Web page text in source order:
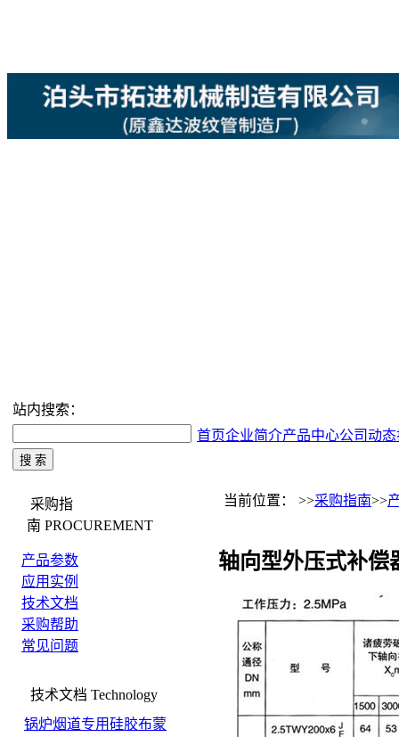
站内搜索：
首页企业简介产品中心公司动态
采购指
南 PROCUREMENT
产品参数
应用实例
技术文档
采购帮助
常见问题
技术文档 Technology
锅炉烟道专用硅胶布蒙
当前位置： >>采购指南>>
轴向型外压式补